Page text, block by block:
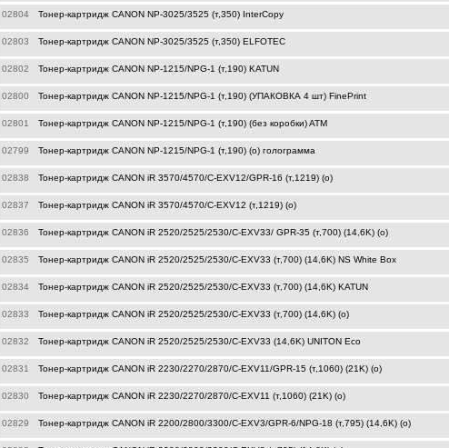
02804 Тонер-картридж CANON NP-3025/3525 (т,350) InterCopy
02803 Тонер-картридж CANON NP-3025/3525 (т,350) ELFOTEC
02802 Тонер-картридж CANON NP-1215/NPG-1 (т,190) KATUN
02800 Тонер-картридж CANON NP-1215/NPG-1 (т,190) (УПАКОВКА 4 шт) FinePrint
02801 Тонер-картридж CANON NP-1215/NPG-1 (т,190) (без коробки) ATM
02799 Тонер-картридж CANON NP-1215/NPG-1 (т,190) (o) голограмма
02838 Тонер-картридж CANON iR 3570/4570/C-EXV12/GPR-16 (т,1219) (o)
02837 Тонер-картридж CANON iR 3570/4570/C-EXV12 (т,1219) (o)
02836 Тонер-картридж CANON iR 2520/2525/2530/C-EXV33/ GPR-35 (т,700) (14,6K) (o)
02835 Тонер-картридж CANON iR 2520/2525/2530/C-EXV33 (т,700) (14,6K) NS White Box
02834 Тонер-картридж CANON iR 2520/2525/2530/C-EXV33 (т,700) (14,6K) KATUN
02833 Тонер-картридж CANON iR 2520/2525/2530/C-EXV33 (т,700) (14,6K) (o)
02832 Тонер-картридж CANON iR 2520/2525/2530/C-EXV33 (14,6K) UNITON Eco
02831 Тонер-картридж CANON iR 2230/2270/2870/C-EXV11/GPR-15 (т,1060) (21K) (o)
02830 Тонер-картридж CANON iR 2230/2270/2870/C-EXV11 (т,1060) (21K) (o)
02829 Тонер-картридж CANON iR 2200/2800/3300/C-EXV3/GPR-6/NPG-18 (т,795) (14,6K) (o)